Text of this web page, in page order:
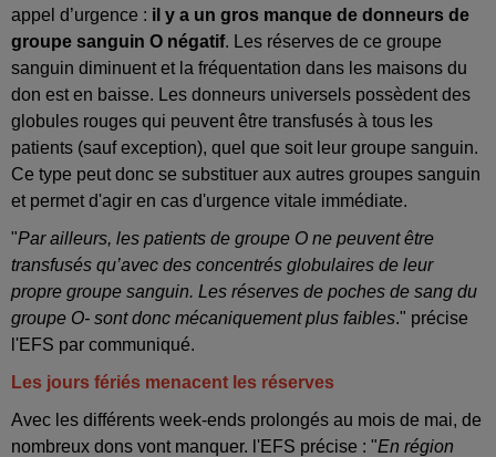
appel d’urgence : il y a un gros manque de donneurs de
groupe sanguin O négatif. Les réserves de ce groupe
sanguin diminuent et la fréquentation dans les maisons du
don est en baisse. Les donneurs universels possèdent des
globules rouges qui peuvent être transfusés à tous les
patients (sauf exception), quel que soit leur groupe sanguin.
Ce type peut donc se substituer aux autres groupes sanguin
et permet d'agir en cas d'urgence vitale immédiate.
"Par ailleurs, les patients de groupe O ne peuvent être
transfusés qu’avec des concentrés globulaires de leur
propre groupe sanguin. Les réserves de poches de sang du
groupe O- sont donc mécaniquement plus faibles." précise
l'EFS par communiqué.
Les jours fériés menacent les réserves
Avec les différents week-ends prolongés au mois de mai, de
nombreux dons vont manquer. l'EFS précise : "En région